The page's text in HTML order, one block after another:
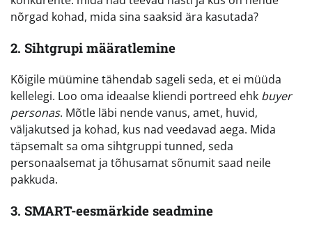
nõrgad kohad, mida sina saaksid ära kasutada?
2. Sihtgrupi määratlemine
Kõigile müümine tähendab sageli seda, et ei müüda
kellelegi. Loo oma ideaalse kliendi portreed ehk buyer
personas. Mõtle läbi nende vanus, amet, huvid,
väljakutsed ja kohad, kus nad veedavad aega. Mida
täpsemalt sa oma sihtgruppi tunned, seda
personaalsemat ja tõhusamat sõnumit saad neile
pakkuda.
3. SMART-eesmärkide seadmine